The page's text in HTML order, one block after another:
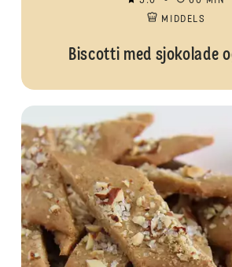
MIDDELS
Biscotti med sjokolade